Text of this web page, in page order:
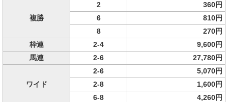
複勝
2
360円
6
810円
8
270円
枠連
2-4
9,600円
馬連
2-6 27,780円
ワイド
2-6
5,070円
2-8
1,600円
6-8
4,260円